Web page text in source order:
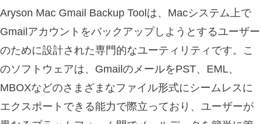
Aryson Mac Gmail Backup Toolは、Macシステム上で
Gmailアカウントをバックアップしようとするユーザー
のために設計された専門的なユーティリティです。こ
のソフトウェアは、GmailのメールをPST、EML、
MBOXなどのさまざまなファイル形式にシームレスに
エクスポートできる能力で際立っており、ユーザーが